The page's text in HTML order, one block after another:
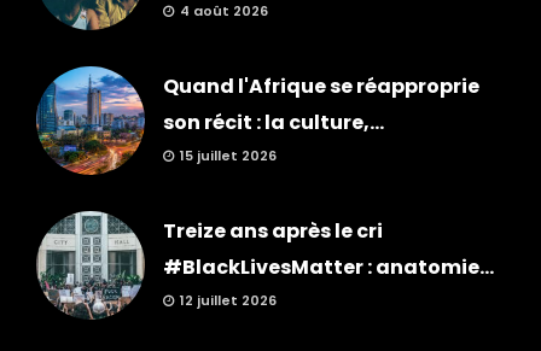
4 août 2026
Quand l'Afrique se réapproprie
son récit : la culture,...
15 juillet 2026
Treize ans après le cri
#BlackLivesMatter : anatomie...
12 juillet 2026